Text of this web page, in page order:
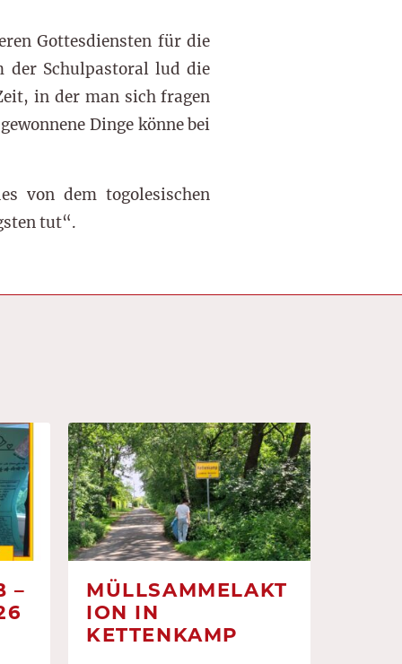
Gottesdiensten für die
der Schulpastoral lud die
in der man sich fragen
Dinge könne bei
von dem togolesischen
tut“.
–
MÜLLSAMMELAKT
ION IN
KETTENKAMP